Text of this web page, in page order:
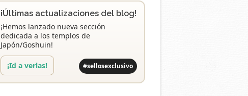
¡Últimas actualizaciones del blog!
¡Hemos lanzado nueva sección
dedicada a los templos de
Japón/Goshuin!
¡Id a verlas! #sellosexclusivo